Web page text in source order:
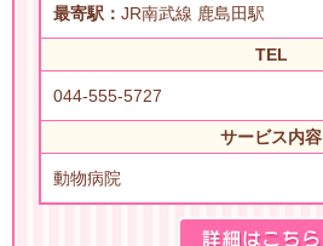
最寄駅： JR南武線 鹿島田駅
TEL
044-555-5727
サービス内容
動物病院